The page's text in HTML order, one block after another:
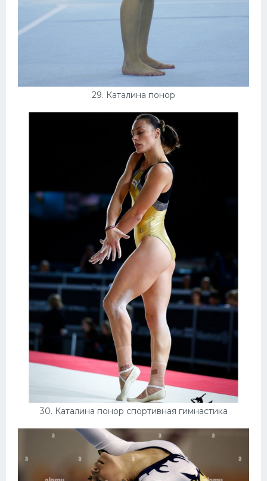
29. Каталина понор
30. Каталина понор спортивная гимнастика